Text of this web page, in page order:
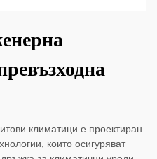
климатици е проектиран
които осигуряват